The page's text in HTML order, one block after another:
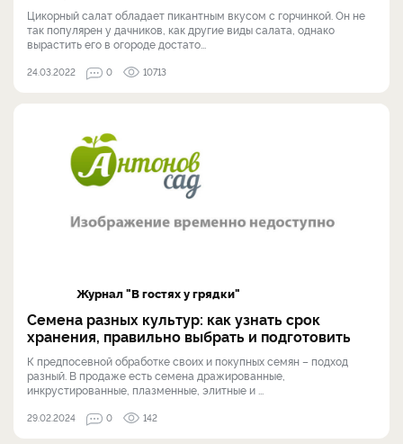
Цикорный салат обладает пикантным вкусом с горчинкой. Он не
так популярен у дачников, как другие виды салата, однако
вырастить его в огороде достато...
24.03.2022 0 10713
Журнал "В гостях у грядки"
Семена разных культур: как узнать срок
хранения, правильно выбрать и подготовить
К предпосевной обработке своих и покупных семян – подход
разный. В продаже есть семена дражированные,
инкрустированные, плазменные, элитные и ...
29.02.2024 0 142